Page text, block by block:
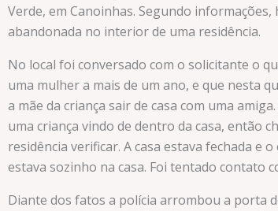
Verde, em Canoinhas. Segundo informações,
abandonada no interior de uma residência.
No local foi conversado com o solicitante o
uma mulher a mais de um ano, e que nesta
a mãe da criança sair de casa com uma
uma criança vindo de dentro da casa, então
residência verificar. A casa estava fechada e
estava sozinho na casa. Foi tentado contato
Diante dos fatos a polícia arrombou a porta